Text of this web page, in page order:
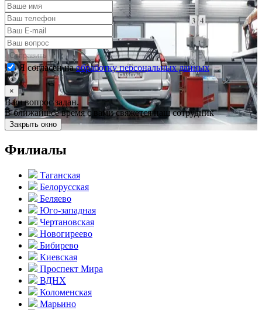
Отправить
Я согласен наобработку персональных данных
×
Ваш вопрос задан.
В ближайшее время с вами свяжется наш сотрудник
Закрыть окно
Филиалы
Таганская
Белорусская
Беляево
Юго-западная
Чертановская
Новогиреево
Бибирево
Киевская
Проспект Мира
ВДНХ
Коломенская
Марьино